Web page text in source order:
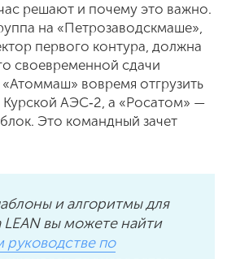
решают и почему это важно.
на «Петрозаводскмаше»,
первого контура, должна
своевременной сдачи
вовремя отгрузить
Курской АЭС‑2, а «Росатом» —
Это командный зачет
и алгоритмы для
LEAN вы можете найти
руководстве по